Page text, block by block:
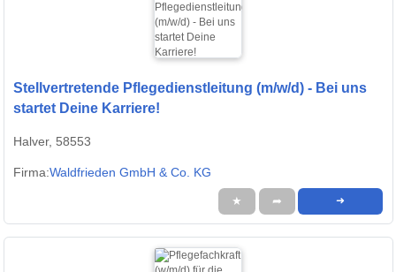
Stellvertretende Pflegedienstleitung (m/w/d) - Bei uns
startet Deine Karriere!
Halver, 58553
Firma:Waldfrieden GmbH & Co. KG
★ ➦ ➜